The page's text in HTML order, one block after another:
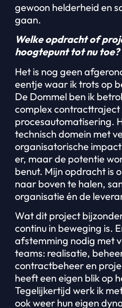
gewoon helderheid en
gaan.
Welke opdracht of
hoogtepunt tot nu toe?
Het is nog geen
eentje waar ik trots op
De Dommel ben ik
complex contracttraject
procesautomatisering.
technisch domein met
organisatorische
er, maar de potentie
benut. Mijn opdracht is
naar boven te halen,
organisatie én de
Wat dit project
continu in beweging is.
afstemming nodig met
teams: realisatie,
contractbeheer en
heeft een eigen blik op
Tegelijkertijd werk ik
ook weer hun eigen